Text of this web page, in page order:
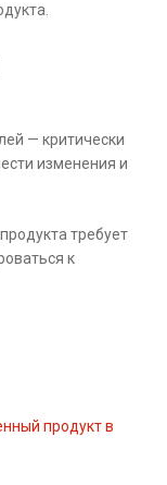
— критически
изменения и
требует
к
продукт в